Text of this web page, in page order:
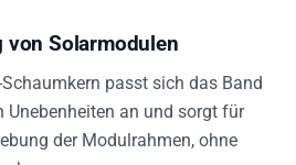
von Solarmodulen
passt sich das Band
Unebenheiten an und sorgt für
der Modulrahmen, ohne